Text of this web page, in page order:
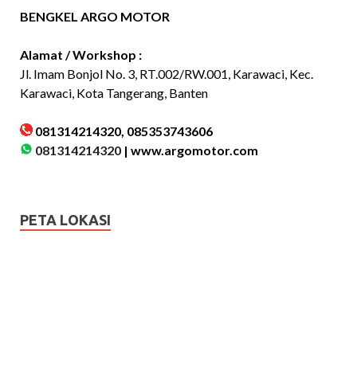
BENGKEL ARGO MOTOR
Alamat / Workshop :
Jl. Imam Bonjol No. 3, RT.002/RW.001, Karawaci, Kec.
Karawaci, Kota Tangerang, Banten
081314214320, 085353743606
081314214320 | www.argomotor.com
PETA LOKASI